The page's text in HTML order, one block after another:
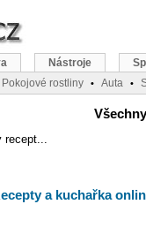
recept...
a kuchařka
Nástroje
Pokojové rostliny • Auta •